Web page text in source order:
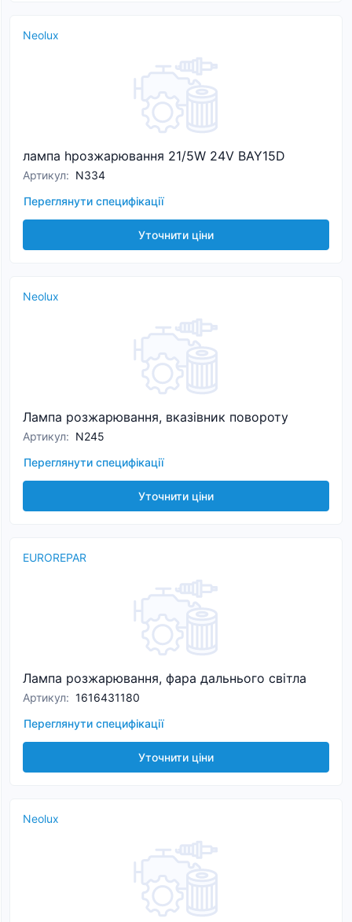
Neolux
лампа hрозжарювання 21/5W 24V BAY15D
Артикул: N334
Переглянути специфікації
Уточнити ціни
Neolux
Лампа розжарювання, вказівник повороту
Артикул: N245
Переглянути специфікації
Уточнити ціни
EUROREPAR
Лампа розжарювання, фара дальнього світла
Артикул: 1616431180
Переглянути специфікації
Уточнити ціни
Neolux